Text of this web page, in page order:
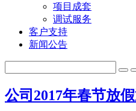
项目成套
调试服务
客户支持
新闻公告
公司2017年春节放